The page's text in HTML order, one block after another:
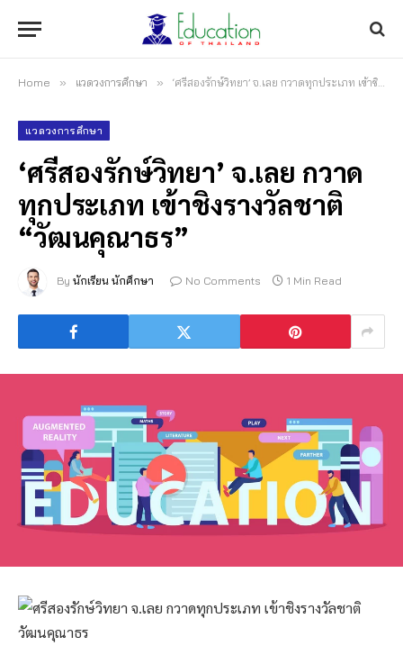
Home » แวดวงการศึกษา » ‘ศรีสองรักษ์วิทยา’ จ.เลย กวาดทุกประเภท เข้าชิงรางวัลชาติ “วัฒนคุณาธร”
แวดวงการศึกษา
‘ศรีสองรักษ์วิทยา’ จ.เลย กวาด
ทุกประเภท เข้าชิงรางวัลชาติ
“วัฒนคุณาธร”
By นักเรียน นักศึกษา No Comments 1 Min Read